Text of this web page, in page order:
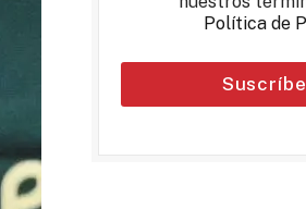
Política de